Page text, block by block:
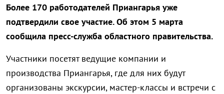
Более 170 работодателей Приангарья уже
подтвердили свое участие. Об этом 5 марта
сообщила пресс-служба областного правительства.
Участники посетят ведущие компании и
производства Приангарья, где для них будут
организованы экскурсии, мастер-классы и встречи с